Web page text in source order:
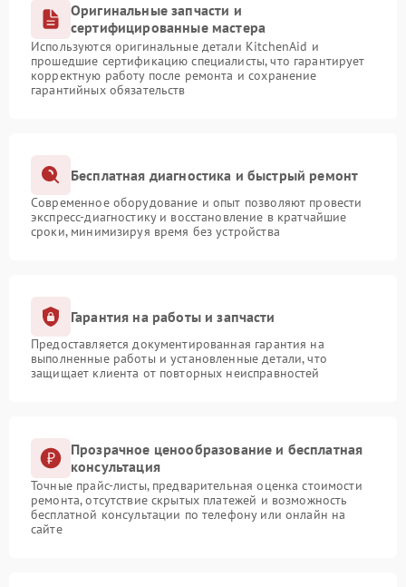
Оригинальные запчасти и
сертифицированные мастера
Используются оригинальные детали KitchenAid и
прошедшие сертификацию специалисты, что гарантирует
корректную работу после ремонта и сохранение
гарантийных обязательств
Бесплатная диагностика и быстрый ремонт
Современное оборудование и опыт позволяют провести
экспресс-диагностику и восстановление в кратчайшие
сроки, минимизируя время без устройства
Гарантия на работы и запчасти
Предоставляется документированная гарантия на
выполненные работы и установленные детали, что
защищает клиента от повторных неисправностей
Прозрачное ценообразование и бесплатная
консультация
Точные прайс-листы, предварительная оценка стоимости
ремонта, отсутствие скрытых платежей и возможность
бесплатной консультации по телефону или онлайн на
сайте